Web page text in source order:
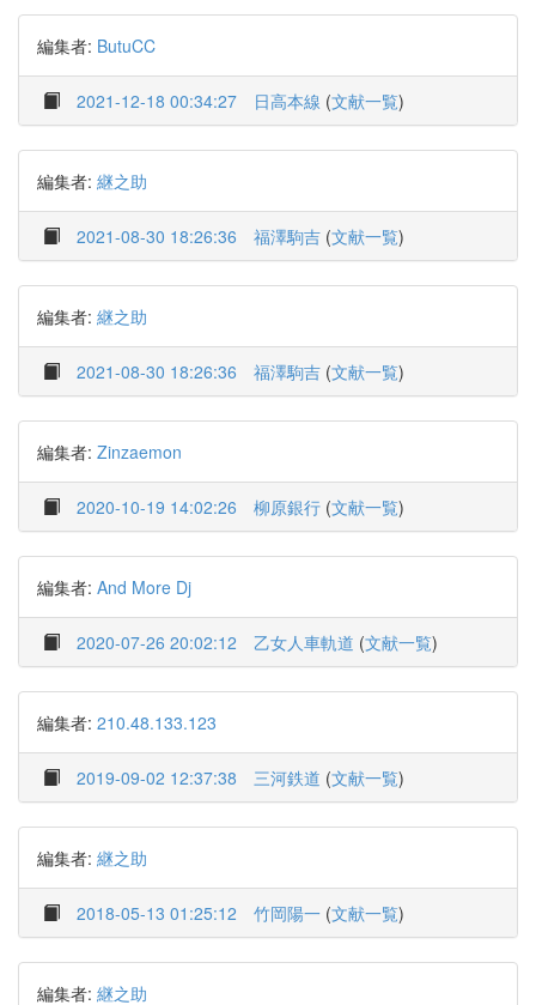
編集者: ButuCC
2021-12-18 00:34:27 日高本線 (文献一覧)
編集者: 継之助
2021-08-30 18:26:36 福澤駒吉 (文献一覧)
編集者: 継之助
2021-08-30 18:26:36 福澤駒吉 (文献一覧)
編集者: Zinzaemon
2020-10-19 14:02:26 柳原銀行 (文献一覧)
編集者: And More Dj
2020-07-26 20:02:12 乙女人車軌道 (文献一覧)
編集者: 210.48.133.123
2019-09-02 12:37:38 三河鉄道 (文献一覧)
編集者: 継之助
2018-05-13 01:25:12 竹岡陽一 (文献一覧)
編集者: 継之助